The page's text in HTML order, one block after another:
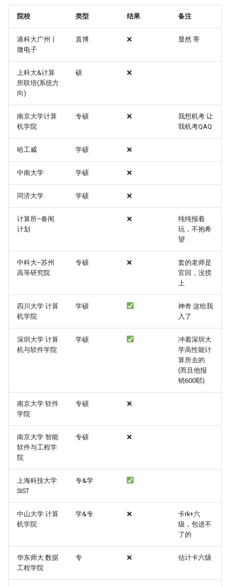
[大一]23-建筑学->信息安全
[大一]23-车辆工程->计算
[大一]23-土木->软件工程
[大一]22-光电信息->计算
[大一]22-土木->计算机类
[大一]22-高分子->计算机类
[大二]22-地矿->信息安全
[大一]21-土木->计算机类
[大一]21-环安->计算机类
[大二]21-机械->计算机类
[大二]21-生工->计算机类
[大一]21-土木->软件工程
[大二]21-材料->软件工程
[大一]23-过程装备与控制
学与工程
[大一]23-食品科学与工程-
成电路设计与集成系统
考核方式
入营
夏令营考核
参营体验
上海科技大学 SIST
考核方式
入营
导师面试
参营体验
院
考核方式
参营体验
考核方式
入营
夏令营面试
参营体验
国防科大 计算机学院
考核方式
夏令营考核
一些感想
院校 类型 结果 备注
港科大广州丨
微电子
直博 ❌ 显然 寄
上科大&计算
所联培(系统方
向)
硕 ❌
南京大学计算
机学院
专硕 ❌
我想机考 让
我机考QAQ
哈工威 学硕 ❌
中南大学 学硕 ❌
同济大学 学硕 ❌
计算所–春闱
计划
❌
纯纯报着
玩，不抱希
望
中科大–苏州
高等研究院
专硕 ❌
套的老师是
官回，没捞
上
四川大学 计算
机学院
学硕
神奇 这给我
入了
深圳大学 计算
机与软件学院
学硕
冲着深圳大
学高性能计
算所去的
(而且他报
销600耶)
南京大学 软件
学院
专硕 ❌
南京大学 智能
软件与工程学
院
专硕 ❌
上海科技大学
SIST
专&学
中山大学 计算
机学院
学&专 ❌
卡rk+六
级，包进不
了的
华东师大 数据
工程学院
专 ❌ 估计卡六级